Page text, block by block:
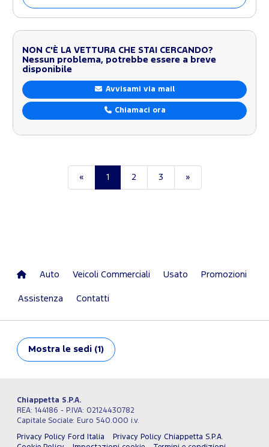
NON C'È LA VETTURA CHE STAI CERCANDO?
Nessun problema, potrebbe essere a breve
disponibile
Avvisami via mail
Chiamaci ora
« 1 2 3 »
Auto Veicoli Commerciali Usato Promozioni
Assistenza Contatti
Mostra le sedi (1)
Chiappetta S.P.A.
REA: 144186 - P.IVA: 02124430782
Capitale Sociale: Euro 540.000 i.v.
Privacy Policy Ford Italia
Privacy Policy Chiappetta S.P.A.